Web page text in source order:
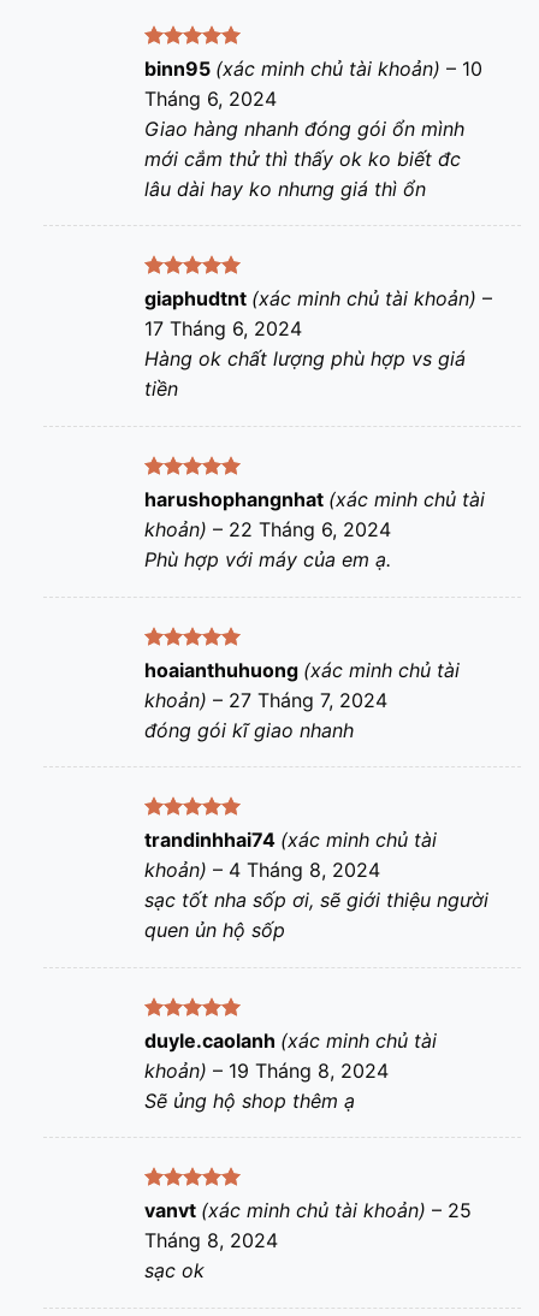
Được xếp
5
sao
binn95 (xác minh chủ tài khoản) – 10
Tháng 6, 2024
Giao hàng nhanh đóng gói ổn mình
mới cắm thử thì thấy ok ko biết đc
lâu dài hay ko nhưng giá thì ổn
Được xếp
hạng
sao
giaphudtnt (xác minh chủ tài khoản) –
17 Tháng 6, 2024
Hàng ok chất lượng phù hợp vs giá
tiền
Được xếp
hạng 5
5
sao
harushophangnhat (xác minh chủ tài
khoản) – 22 Tháng 6, 2024
Phù hợp với máy của em ạ.
Được xếp
hạng55
sao
hoaianthuhuong (xác minh chủ tài
khoản) – 27 Tháng 7, 2024
đóng gói kĩ giao nhanh
Được xếp
hạng
sao
trandinhhai74 (xác minh chủ tài
khoản) – 4 Tháng 8, 2024
sạc tốt nha sốp ơi, sẽ giới thiệu người
quen ủn hộ sốp
Được xếp
hạng5
5
sao
duyle.caolanh (xác minh chủ tài
khoản) – 19 Tháng 8, 2024
Sẽ ủng hộ shop thêm ạ
Được xếp
hạng
5 5
sao
vanvt (xác minh chủ tài khoản) – 25
Tháng 8, 2024
sạc ok